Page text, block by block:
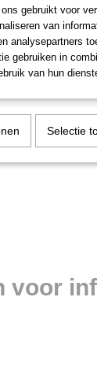
Wordt compleet
gebruikt voor
van
analysepartners
gebruiken in
van hun
Selectie